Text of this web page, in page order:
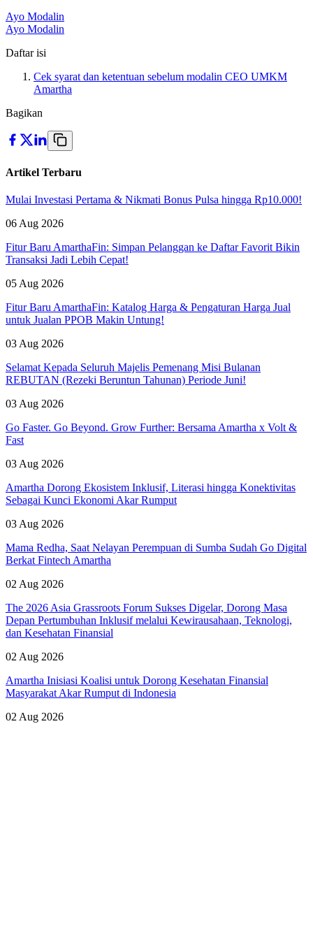
Ayo Modalin
Ayo Modalin
Daftar isi
Cek syarat dan ketentuan sebelum modalin CEO UMKM
Amartha
Bagikan
Artikel Terbaru
Mulai Investasi Pertama & Nikmati Bonus Pulsa hingga Rp10.000!
06 Aug 2026
Fitur Baru AmarthaFin: Simpan Pelanggan ke Daftar Favorit Bikin
Transaksi Jadi Lebih Cepat!
05 Aug 2026
Fitur Baru AmarthaFin: Katalog Harga & Pengaturan Harga Jual
untuk Jualan PPOB Makin Untung!
03 Aug 2026
Selamat Kepada Seluruh Majelis Pemenang Misi Bulanan
REBUTAN (Rezeki Beruntun Tahunan) Periode Juni!
03 Aug 2026
Go Faster. Go Beyond. Grow Further: Bersama Amartha x Volt &
Fast
03 Aug 2026
Amartha Dorong Ekosistem Inklusif, Literasi hingga Konektivitas
Sebagai Kunci Ekonomi Akar Rumput
03 Aug 2026
Mama Redha, Saat Nelayan Perempuan di Sumba Sudah Go Digital
Berkat Fintech Amartha
02 Aug 2026
The 2026 Asia Grassroots Forum Sukses Digelar, Dorong Masa
Depan Pertumbuhan Inklusif melalui Kewirausahaan, Teknologi,
dan Kesehatan Finansial
02 Aug 2026
Amartha Inisiasi Koalisi untuk Dorong Kesehatan Finansial
Masyarakat Akar Rumput di Indonesia
02 Aug 2026